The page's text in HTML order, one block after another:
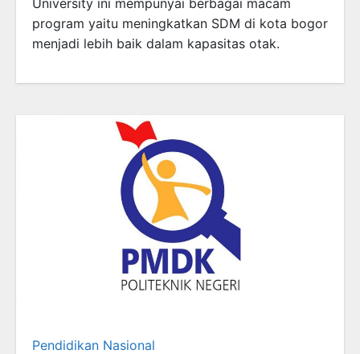
University ini mempunyai berbagai macam
program yaitu meningkatkan SDM di kota bogor
menjadi lebih baik dalam kapasitas otak.
Pendidikan Nasional